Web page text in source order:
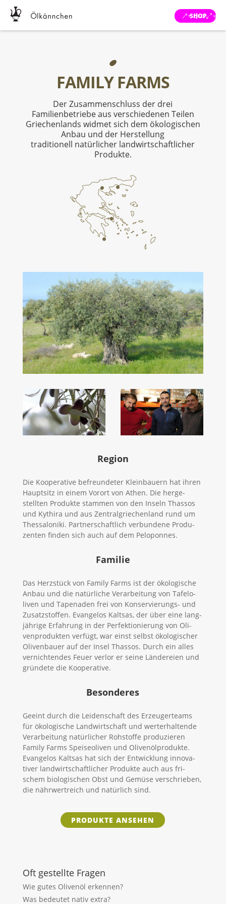
SHOP
FAMILY FARMS
Der Zusammenschluss der drei
Familienbetriebe aus verschiedenen Teilen
Griechenlands widmet sich dem ökologischen
Anbau und der Herstellung
traditionell natürlicher landwirtschaftlicher
Produkte.
Region
Die Koope­rative befreun­deter Klein­bauern hat ihren
Hauptsitz in einem Vorort von Athen. Die her­ge­
stellten Pro­dukte stammen von den Inseln Thassos
und Kythira und aus Zen­tral­grie­chenland rund um
Thes­sa­loniki. Part­ner­schaftlich ver­bundene Pro­du­
zenten finden sich auch auf dem Peloponnes.
Familie
Das Herz­stück von Family Farms ist der öko­lo­gische
Anbau und die natür­liche Ver­ar­beitung von Tafel­o­
liven und Tapenaden frei von Kon­ser­vie­rungs- und
Zusatz­stoffen. Evan­gelos Kaltsas, der über eine lang­
jährige Erfahrung in der Per­fek­tio­nierung von Oli­
ven­pro­dukten verfügt, war einst selbst öko­lo­gi­scher
Oli­ven­bauer auf der Insel Thassos. Durch ein alles
ver­nich­tendes Feuer verlor er seine Län­de­reien und
gründete die Kooperative.
Besonderes
Geeint durch die Lei­den­schaft des Erzeu­ger­teams
für öko­lo­gische Land­wirt­schaft und wert­erhal­tende
Ver­ar­beitung natür­licher Roh­stoffe pro­du­zieren
Family Farms Spei­seo­liven und Oli­ven­öl­pro­dukte.
Evan­gelos Kaltsas hat sich der Ent­wicklung inno­va­
tiver land­wirt­schaft­licher Pro­dukte auch aus fri­
schem bio­lo­gi­schen Obst und Gemüse ver­schrieben,
die nähr­wert­reich und natürlich sind.
PRO­DUKTE ANSEHEN
Oft gestellte Fragen
Wie gutes Olivenöl erkennen?
Was bedeutet nativ extra?